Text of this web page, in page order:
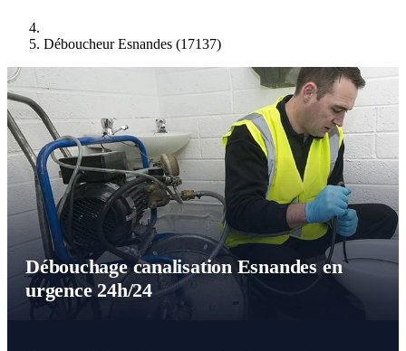
Déboucheur Esnandes (17137)
Débouchage canalisation Esnandes en
urgence 24h/24